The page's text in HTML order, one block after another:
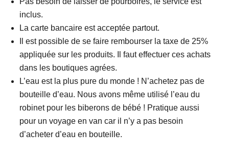
inclus.
La carte bancaire est acceptée partout.
Il est possible de se faire rembourser la taxe de 25%
appliquée sur les produits. Il faut effectuer ces achats
dans les boutiques agrées.
L’eau est la plus pure du monde ! N’achetez pas de
bouteille d’eau. Nous avons même utilisé l’eau du
robinet pour les biberons de bébé ! Pratique aussi
pour un voyage en van car il n’y a pas besoin
d’acheter d’eau en bouteille.